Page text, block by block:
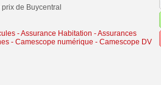
de Buycentral
-Assurance Habitation - Assurances
- Camescope numérique - Camescope DV